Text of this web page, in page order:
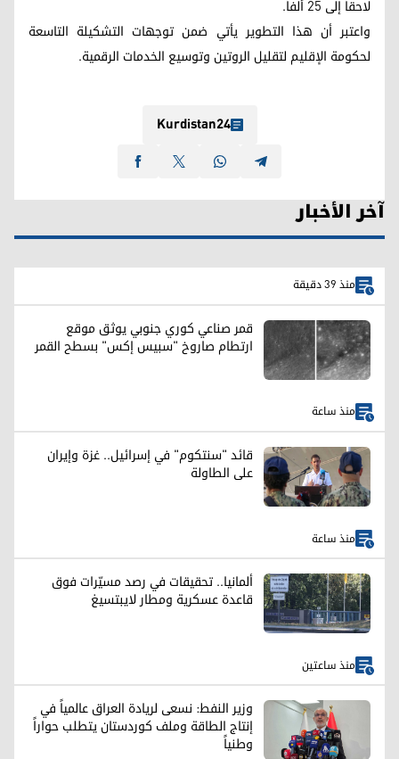
لاحقاً إلى 25 ألفاً.
واعتبر أن هذا التطوير يأتي ضمن توجهات التشكيلة التاسعة
لحكومة الإقليم لتقليل الروتين وتوسيع الخدمات الرقمية.
Kurdistan24
آخر الأخبار
منذ 39 دقيقة
قمر صناعي كوري جنوبي يوثق موقع
ارتطام صاروخ "سبيس إكس" بسطح القمر
منذ ساعة
قائد "سنتكوم" في إسرائيل.. غزة وإيران
على الطاولة
منذ ساعة
ألمانيا.. تحقيقات في رصد مسيّرات فوق
قاعدة عسكرية ومطار لايبتسيغ
منذ ساعتين
وزير النفط: نسعى لريادة العراق عالمياً في
إنتاج الطاقة وملف كوردستان يتطلب حواراً
وطنياً